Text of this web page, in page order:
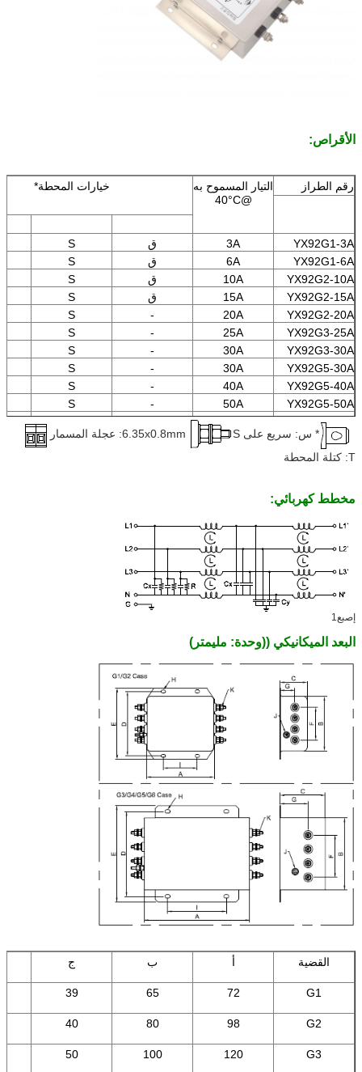
الأقراص:
رقم الطراز
التيار المسموح به
@40°C
خيارات المحطة*
YX92G1-3A
3A ق
S
YX92G1-6A
6A ق
S
YX92G2-10A
10A ق
S
YX92G2-15A
15A ق
S
YX92G2-20A
20A
-
S
YX92G3-25A
25A
-
S
YX92G3-30A
30A
-
S
YX92G5-30A
30A
-
S
YX92G5-40A
40A
-
S
YX92G5-50A
50A
-
S
YX92G4-100A
YX92G6-180A
180A
-
S * س: سريع على 6.35x0.8mm S: عجلة المسمار
T: كتلة المحطة
مخطط كهربائي:
إصبع1
البعد الميكانيكي ((وحدة: مليمتر)
القضية أ ب ج
G1
72
65
39
G2
98
80
40
G3
120
100
50